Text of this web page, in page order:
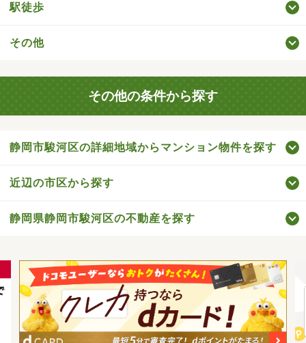
駅徒歩
その他
その他の条件から探す
静岡市駿河区の詳細地域からマンション物件を探す
近辺の市区から探す
静岡県静岡市駿河区の不動産を探す